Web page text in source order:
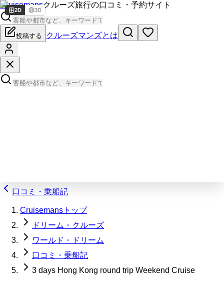
Cruisemansクルーズ旅行の口コミ・予約サイト
投稿する クルーズマンズとは
口コミ・乗船記
Cruisemansトップ
ドリーム・クルーズ
ワールド・ドリーム
口コミ・乗船記
3 days Hong Kong round trip Weekend Cruise
2D 3D